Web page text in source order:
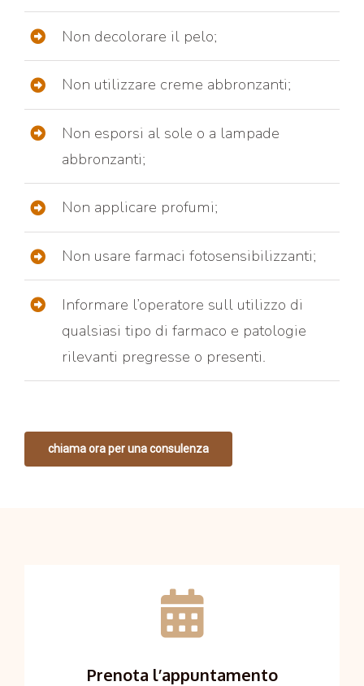
Non decolorare il pelo;
Non utilizzare creme abbronzanti;
Non esporsi al sole o a lampade
abbronzanti;
Non applicare profumi;
Non usare farmaci fotosensibilizzanti;
Informare l’operatore sull utilizzo di
qualsiasi tipo di farmaco e patologie
rilevanti pregresse o presenti.
chiama ora per una consulenza
Prenota l’appuntamento